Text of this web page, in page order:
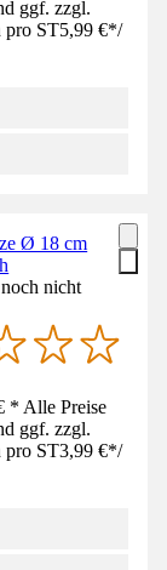
ggf. zzgl.
pro ST5,99 €*/
Ø 18 cm
nicht
* Alle Preise
ggf. zzgl.
pro ST3,99 €*/